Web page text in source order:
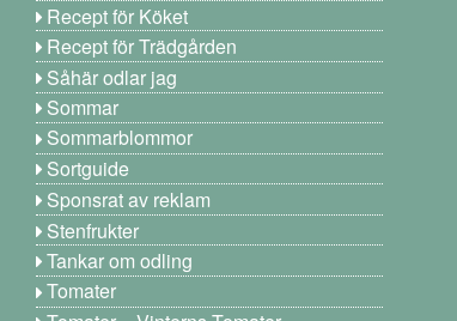
Recept för Köket
Recept för Trädgården
Såhär odlar jag
Sommar
Sommarblommor
Sortguide
Sponsrat av reklam
Stenfrukter
Tankar om odling
Tomater